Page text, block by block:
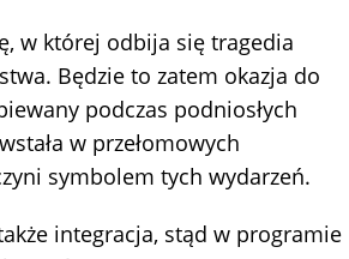
w której odbija się tragedia
Będzie to zatem okazja do
podczas podniosłych
w przełomowych
symbolem tych wydarzeń.
integracja, stąd w programie